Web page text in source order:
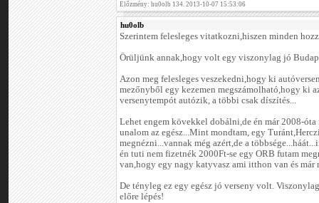
Előzmény: hu0olb 134. 2013-10-07 15:53:06
hu0olb
Szerintem felesleges vitatkozni,hiszen minden
Örüljünk annak,hogy volt egy viszonylag jó
Azon meg felesleges veszekedni,hogy ki
mezőnyből egy kezemen megszámolható,hogy ki
versenytempót autózik, a többi csak díszítés...
Lehet engem kövekkel dobálni,de én már 2008-
unalom az egész...Mint mondtam, egy
megnézni...vannak még azért,de a
én tuti nem fizetnék 2000Ft-se egy ORB futam
van,hogy egy nagy katyvasz ami itthon van és már
De tényleg ez egy egész jó verseny volt.
előre lépés!